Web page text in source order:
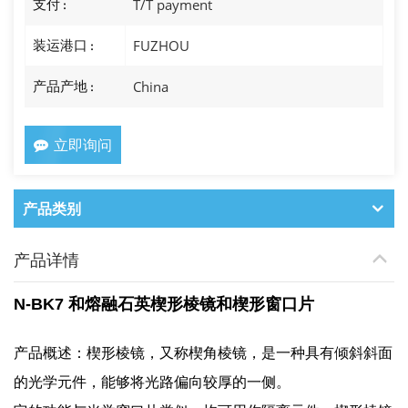
支付 : T/T payment
装运港口 : FUZHOU
产品产地 : China
立即询问
产品类别
产品详情
N-BK7 和熔融石英楔形棱镜和楔形窗口片
产品概述：楔形棱镜，又称楔角棱镜，是一种具有倾斜斜面
的光学元件，能够将光路偏向较厚的一侧。